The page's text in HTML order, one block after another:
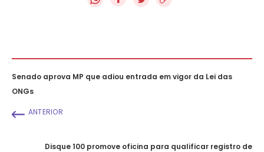
Senado aprova MP que adiou entrada em vigor da Lei das
ONGs
ANTERIOR
Disque 100 promove oficina para qualificar registro de